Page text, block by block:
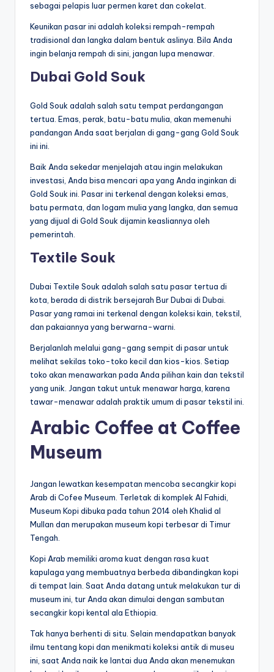
sebagai pelapis luar permen karet dan cokelat.
Keunikan pasar ini adalah koleksi rempah-rempah
tradisional dan langka dalam bentuk aslinya. Bila Anda
ingin belanja rempah di sini, jangan lupa menawar.
Dubai Gold Souk
Gold Souk adalah salah satu tempat perdangangan
tertua. Emas, perak, batu-batu mulia, akan memenuhi
pandangan Anda saat berjalan di gang-gang Gold Souk
ini ini.
Baik Anda sekedar menjelajah atau ingin melakukan
investasi, Anda bisa mencari apa yang Anda inginkan di
Gold Souk ini. Pasar ini terkenal dengan koleksi emas,
batu permata, dan logam mulia yang langka, dan semua
yang dijual di Gold Souk dijamin keasliannya oleh
pemerintah.
Textile Souk
Dubai Textile Souk adalah salah satu pasar tertua di
kota, berada di distrik bersejarah Bur Dubai di Dubai.
Pasar yang ramai ini terkenal dengan koleksi kain, tekstil,
dan pakaiannya yang berwarna-warni.
Berjalanlah melalui gang-gang sempit di pasar untuk
melihat sekilas toko-toko kecil dan kios-kios. Setiap
toko akan menawarkan pada Anda pilihan kain dan tekstil
yang unik. Jangan takut untuk menawar harga, karena
tawar-menawar adalah praktik umum di pasar tekstil ini.
Arabic Coffee at Coffee
Museum
Jangan lewatkan kesempatan mencoba secangkir kopi
Arab di Cofee Museum. Terletak di komplek Al Fahidi,
Museum Kopi dibuka pada tahun 2014 oleh Khalid al
Mullan dan merupakan museum kopi terbesar di Timur
Tengah.
Kopi Arab memiliki aroma kuat dengan rasa kuat
kapulaga yang membuatnya berbeda dibandingkan kopi
di tempat lain. Saat Anda datang untuk melakukan tur di
museum ini, tur Anda akan dimulai dengan sambutan
secangkir kopi kental ala Ethiopia.
Tak hanya berhenti di situ. Selain mendapatkan banyak
ilmu tentang kopi dan menikmati koleksi antik di museu
ini, saat Anda naik ke lantai dua Anda akan menemukan